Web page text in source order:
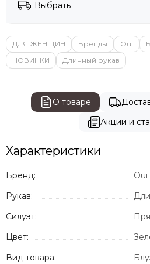
Выбрать
ДЛЯ ЖЕНЩИН Бренды Oui
НОВИНКИ
Длинный рукав
О товаре
Акции и
Характеристики
Бренд:
Oui
Рукав:
Силуэт:
Цвет:
Вид товара: